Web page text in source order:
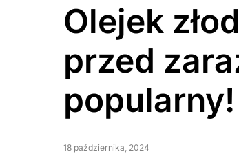
Olejek
przed
18 października, 2024